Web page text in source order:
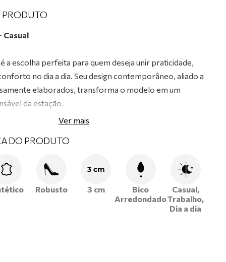
PRODUTO
Casual
a escolha perfeita para quem deseja unir praticidade,
no dia a dia. Seu design contemporâneo, aliado a
elaborados, transforma o modelo em um
da estação.
e excelente ajuste aos pés.
uso.
fácil
, oferecendo praticidade e segurança ao
, garantindo conforto prolongado e absorção de
Ver mais
DO PRODUTO
Robusto
3 cm
3 cm
Bico
Arredondado
Casual,
Trabalho,
Dia a dia